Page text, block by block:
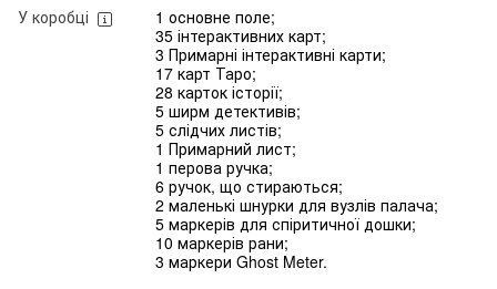
У коробці
1 основне поле;
35 інтерактивних карт;
3 Примарні інтерактивні карти;
17 карт Таро;
28 карток історії;
5 ширм детективів;
5 слідчих листів;
1 Примарний лист;
1 перова ручка;
6 ручок, що стираються;
2 маленькі шнурки для вузлів палача;
5 маркерів для спіритичної дошки;
10 маркерів рани;
3 маркери Ghost Meter.